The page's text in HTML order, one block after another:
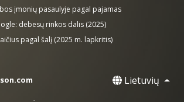
įmonių pasaulyje pagal pajamas
debesų rinkos dalis (2025)
pagal šalį (2025 m. lapkritis)
Lietuvių